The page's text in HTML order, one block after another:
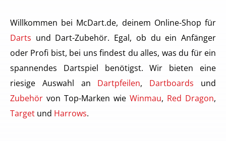
Willkommen bei McDart.de, deinem Online-Shop für
Darts und Dart-Zubehör. Egal, ob du ein Anfänger
oder Profi bist, bei uns findest du alles, was du für ein
spannendes Dartspiel benötigst. Wir bieten eine
riesige Auswahl an Dartpfeilen, Dartboards und
Zubehör von Top-Marken wie Winmau, Red Dragon,
Target und Harrows.